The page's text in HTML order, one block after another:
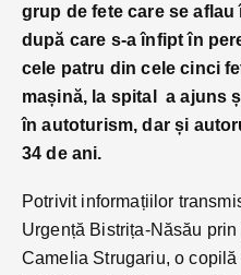
grup de fete care se
după care s-a înfipt în
cele patru din cele cinci
mașină, la spital a ajuns
în autoturism, dar și
34 de ani.
Potrivit informațiilor
Urgență Bistrița-Năsău
Camelia Strugariu, o